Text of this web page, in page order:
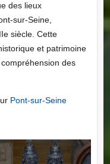
des lieux
sur-Seine,
siècle. Cette
et patrimoine
des
Pont-sur-Seine